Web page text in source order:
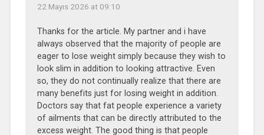
22 Mayıs 2026 at 09:10
Thanks for the article. My partner and i have
always observed that the majority of people are
eager to lose weight simply because they wish to
look slim in addition to looking attractive. Even
so, they do not continually realize that there are
many benefits just for losing weight in addition.
Doctors say that fat people experience a variety
of ailments that can be directly attributed to the
excess weight. The good thing is that people